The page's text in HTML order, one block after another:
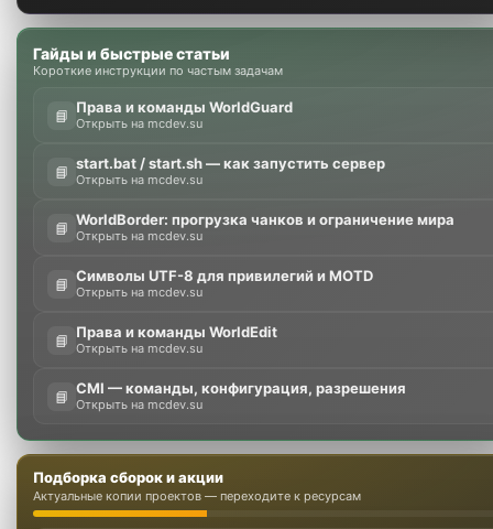
Гайды и быстрые статьи
Короткие инструкции по частым задачам
📘 Права и команды WorldGuard
Открыть на mcdev.su
📘 start.bat / start.sh — как запустить сервер
Открыть на mcdev.su
📘 WorldBorder: прогрузка чанков и ограничение мира
Открыть на mcdev.su
📘 Символы UTF-8 для привилегий и MOTD
Открыть на mcdev.su
📘 Права и команды WorldEdit
Открыть на mcdev.su
📘 CMI — команды, конфигурация, разрешения
Открыть на mcdev.su
Подборка сборок и акции
Актуальные копии проектов — переходите к ресурсам